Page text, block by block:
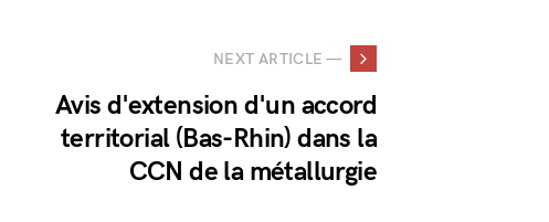
NEXT ARTICLE —
Avis d'extension d'un accord
territorial (Bas-Rhin) dans la
CCN de la métallurgie